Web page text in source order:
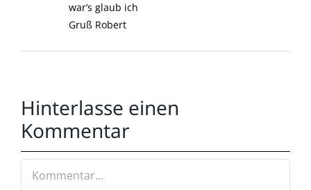
war’s glaub ich
Gruß Robert
Hinterlasse einen
Kommentar